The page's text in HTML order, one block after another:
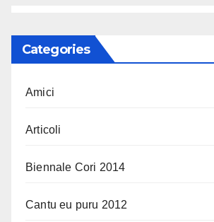
Categories
Amici
Articoli
Biennale Cori 2014
Cantu eu puru 2012